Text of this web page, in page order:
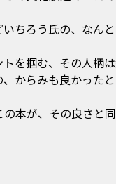
ちろう氏の、なん
を掴む、その人柄は
からみも良かった
本が、その良さと